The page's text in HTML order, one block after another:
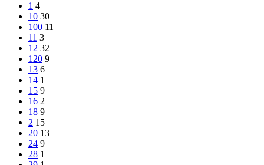
1 4
10 30
100 11
11 3
12 32
120 9
13 6
14 1
15 9
16 2
18 9
2 15
20 13
24 9
28 1